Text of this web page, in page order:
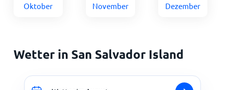
Oktober November Dezember
Wetter in San Salvador Island